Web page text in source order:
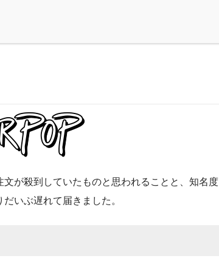
が殺到していたものと思われることと、知名度
いぶ遅れて届きました。